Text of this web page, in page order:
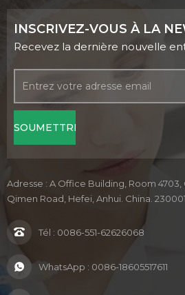
INSCRIVEZ-VOUS À LA
Recevez la dernière nouvelle
Adresse : A Office Building, Room 4703,
Qimen Road, Hefei, Anhui. China. 230001
Tél : 0086-551-62626068
WhatsApp : 0086-18605517611